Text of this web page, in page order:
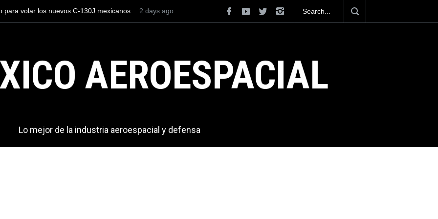
el AIFA está entre los aeropuertos con
La industria naval mexicana construirá 32 BUQUES para la
2 days ago
AEROESPACIAL
Lo mejor de la industria aeroespacial y defensa